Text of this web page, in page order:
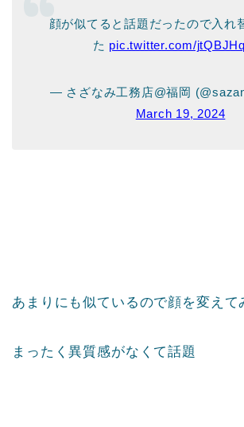
顔が似てると話題だったので入れ
た pic.twitter.com/
— さざなみ工務店@福岡
March 19, 2024
あまりにも似ているので顔を変えて
まったく異質感がなくて話題